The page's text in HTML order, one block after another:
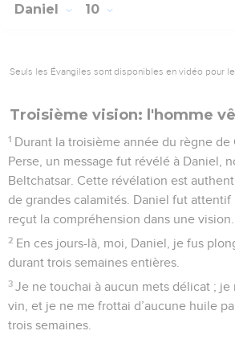
Daniel 10
Seuls les Évangiles sont disponibles en vidéo pour le
Troisième vision: l'homme
1 Durant la troisième année du règne de
Perse, un message fut révélé à Daniel,
Beltchatsar. Cette révélation est
de grandes calamités. Daniel fut attentif
reçut la compréhension dans une vision.
2 En ces jours-là, moi, Daniel, je fus
durant trois semaines entières.
3 Je ne touchai à aucun mets délicat ; je
vin, et je ne me frottai d’aucune huile
trois semaines.